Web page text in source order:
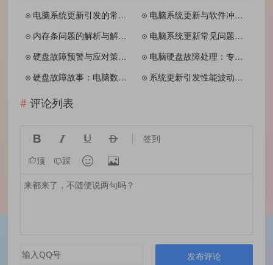
电脑系统更新引发的常见问题解析与应对指南：从实际案例中学习处理技巧
电脑系统更新与软件冲突案例解析：从赵先生的经历看如何应对与解决 **摘要**： 本文通过一个实际案例，详细解析了电脑系统更新与软件冲突导致的电脑故障问题。通过赵先生的经历，我们了解到在进行系统更新前需备份数据并关注软件兼容性。遇到问题时，要...
内存条问题的解析与解决指南：案例揭示、处理方法与日常保养之道
电脑系统更新常见问题解析：从实例看更新失败的成因与解决策略
硬盘故障预警与应对策略：从案例分析看预防与恢复之道
电脑硬盘故障处理：专业维修与日常预防的双重保障 一、背景介绍 随着科技的进步，电脑已成为现代人日常生活和工作中不可或缺的工具。硬盘故障是电脑使用过程中常见的难题。小王就遭遇了这样的问题，但其凭借专业维护人员的帮助和自己的学习，成功解决了问题...
硬盘故障故事：电脑数据保护与恢复的艺术 文章概述了硬盘故障的背景、原因及解决过程，通过实际案例让读者深入了解如何预防和处理硬盘故障问题，保障数据安全和使用体验。同时强调了定期维护、备份重要数据以及使用专业工具进行故障排除的重要性。
系统更新引发性能波动：李明遭遇与解决方案解析
评论列表
    签到
顶 踩  
发布评论